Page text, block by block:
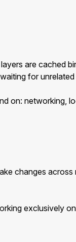
are cached
for
on: networking,
changes across
exclusively